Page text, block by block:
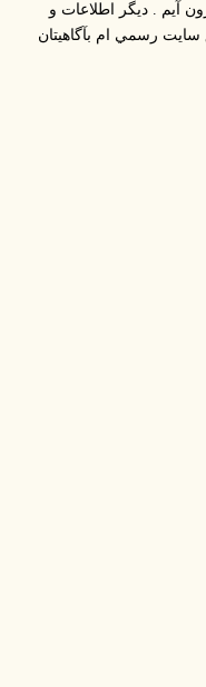
آيم . ديگر اطلاعات و
رسمي ام بآگاهيتان